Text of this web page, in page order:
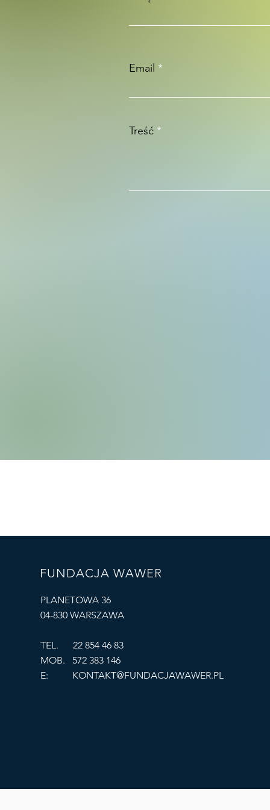
Email
Treść
FUNDACJA WAWER
PLANETOWA 36
04-830 WARSZAWA
TEL. 22 854 46 83
MOB. 572 383 146
E: KONTAKT@FUNDACJAWAWER.PL